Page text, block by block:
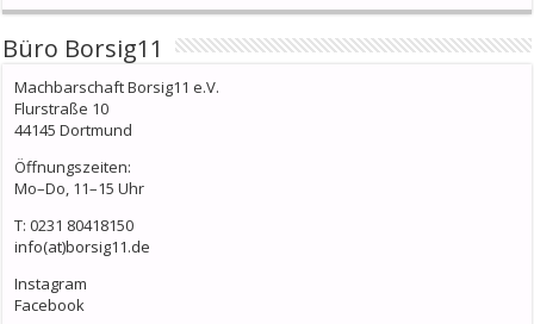
Büro Borsig11
Machbarschaft Borsig11 e.V.
Flurstraße 10
44145 Dortmund
Öffnungszeiten:
Mo–Do, 11–15 Uhr
T: 0231 80418150
info(at)borsig11.de
Instagram
Facebook